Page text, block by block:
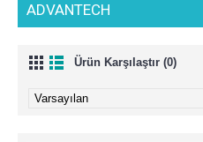
ADVANTECH
Ürün Karşılaştır (0)